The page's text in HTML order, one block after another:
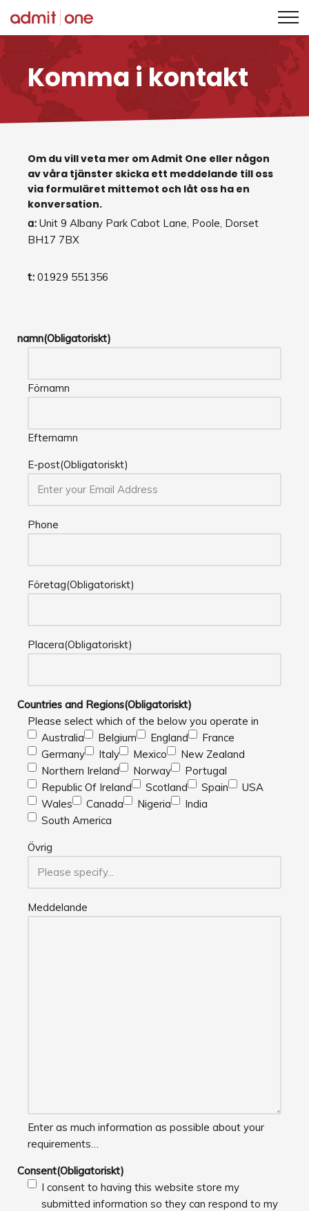
Hoppa
innehållet
Komma i kontakt
Om du vill veta mer om Admit One eller någon
av våra tjänster skicka ett meddelande till oss
via formuläret mittemot och låt oss ha en
konversation.
a: Unit 9 Albany Park Cabot Lane, Poole, Dorset
BH17 7BX
t: 01929 551356
namn(Obligatoriskt)
Förnamn
Efternamn
E-post(Obligatoriskt)
Phone
Företag(Obligatoriskt)
Placera(Obligatoriskt)
Countries and Regions(Obligatoriskt)
Please select which of the below you operate in
Australia
Belgium England
France
Germany
Italy Mexico
New Zealand
Northern Ireland
Norway
Portugal
Republic Of Ireland
Scotland Spain
USA
Wales
Canada Nigeria
India
South America
Övrig
Meddelande
Enter as much information as possible about your
requirements…
Consent(Obligatoriskt)
I consent to having this website store my
submitted information so they can respond to my